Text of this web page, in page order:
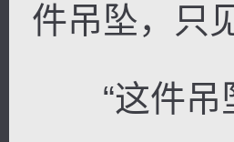
件吊坠，只
“这件吊